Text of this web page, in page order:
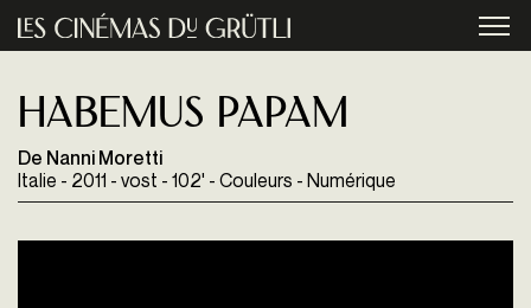
Aller au contenu principal
Habemus Papam
De Nanni Moretti
Italie - 2011 - vost - 102' - Couleurs - Numérique